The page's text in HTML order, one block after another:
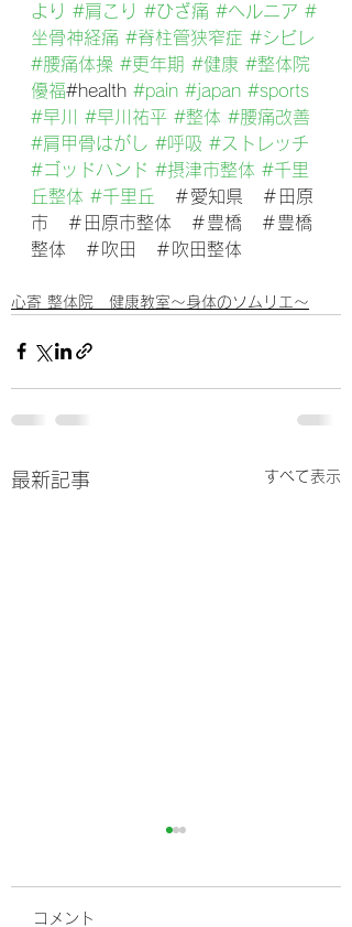
より #肩こり #ひざ痛 #ヘルニア #
坐骨神経痛 #脊柱管狭窄症 #シビレ
#腰痛体操 #更年期 #健康 #整体院
優福#health #pain #japan #sports
#早川
#早川祐平 #整体 #腰痛改善
#肩甲骨はがし #呼吸 #ストレッチ
#ゴッドハンド #摂津市整体 #千里
丘整体 #千里丘 ＃愛知県　＃田原
市　＃田原市整体　＃豊橋　＃豊橋
整体　＃吹田　＃吹田整体
心寄 整体院 健康教室～身体のソムリエ～
最新記事 すべて表示
コメント